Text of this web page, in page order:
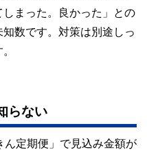
まった。良かった」との
数です。対策は別途しっ
らない
ん定期便」で見込み金額が